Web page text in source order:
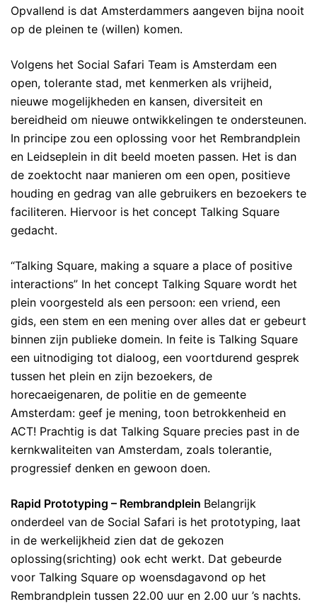
Opvallend is dat Amsterdammers aangeven bijna nooit
op de pleinen te (willen) komen.
Volgens het Social Safari Team is Amsterdam een
open, tolerante stad, met kenmerken als vrijheid,
nieuwe mogelijkheden en kansen, diversiteit en
bereidheid om nieuwe ontwikkelingen te ondersteunen.
In principe zou een oplossing voor het Rembrandplein
en Leidseplein in dit beeld moeten passen. Het is dan
de zoektocht naar manieren om een open, positieve
houding en gedrag van alle gebruikers en bezoekers te
faciliteren. Hiervoor is het concept Talking Square
gedacht.
“Talking Square, making a square a place of positive
interactions” In het concept Talking Square wordt het
plein voorgesteld als een persoon: een vriend, een
gids, een stem en een mening over alles dat er gebeurt
binnen zijn publieke domein. In feite is Talking Square
een uitnodiging tot dialoog, een voortdurend gesprek
tussen het plein en zijn bezoekers, de
horecaeigenaren, de politie en de gemeente
Amsterdam: geef je mening, toon betrokkenheid en
ACT! Prachtig is dat Talking Square precies past in de
kernkwaliteiten van Amsterdam, zoals tolerantie,
progressief denken en gewoon doen.
Rapid Prototyping – Rembrandplein Belangrijk
onderdeel van de Social Safari is het prototyping, laat
in de werkelijkheid zien dat de gekozen
oplossing(srichting) ook echt werkt. Dat gebeurde
voor Talking Square op woensdagavond op het
Rembrandplein tussen 22.00 uur en 2.00 uur ’s nachts.